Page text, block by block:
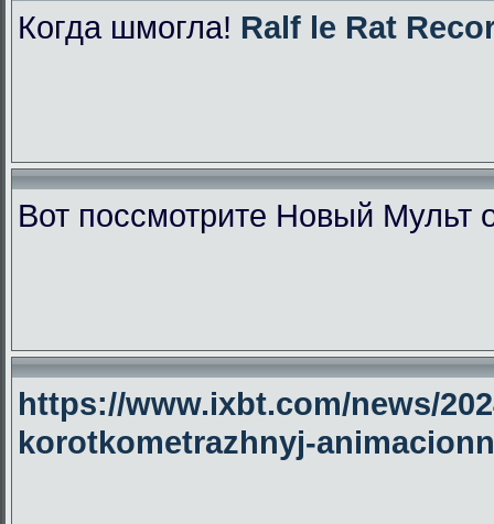
Когда шмогла! Ralf le Rat
Вот поссмотрите Новый Мульт
https://www.ixbt.com/news/
korotkometrazhnyj-